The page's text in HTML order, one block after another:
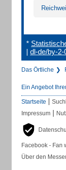
*
| dl-de/by-2-
Das Örtliche
Ein Angebot
Startseite |
Impressum |
Facebook - Fan
Über den